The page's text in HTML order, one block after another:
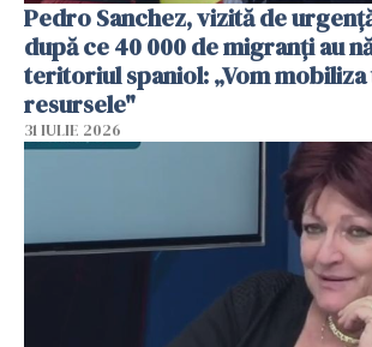
Pedro Sanchez, vizită de
după ce 40 000 de migranți au
teritoriul spaniol: „Vom
resursele"
31 IULIE 2026